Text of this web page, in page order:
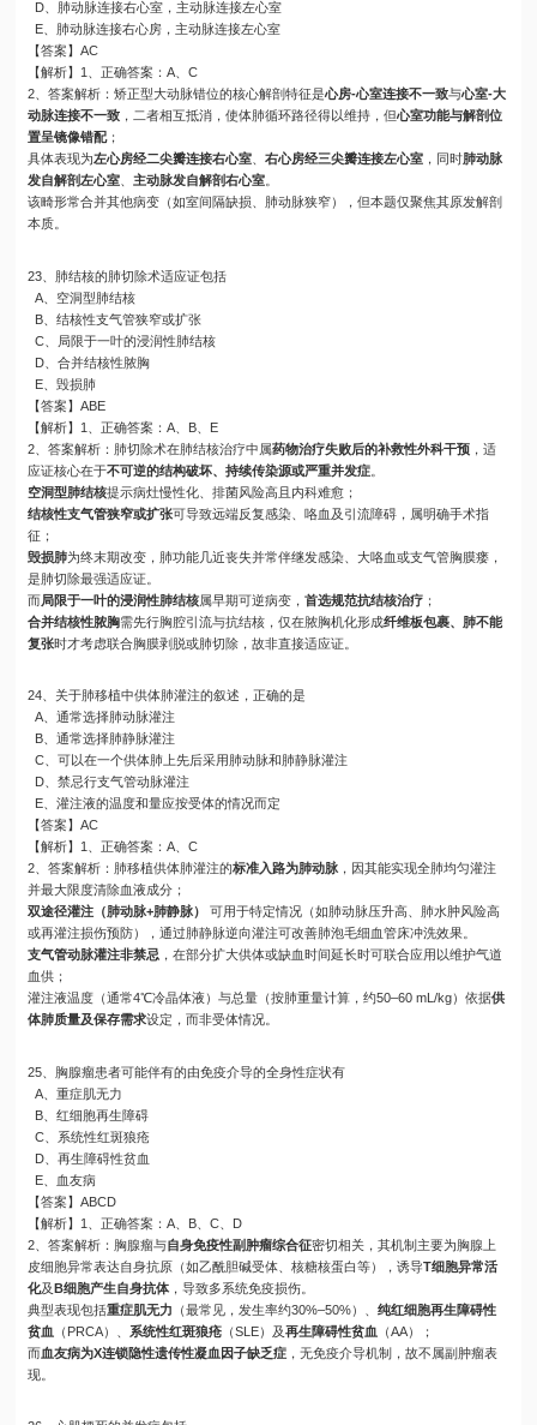
D、肺动脉连接右心室，主动脉连接左心室
E、肺动脉连接右心房，主动脉连接左心室
【答案】AC
【解析】1、正确答案：A、C
2、答案解析：矫正型大动脉错位的核心解剖特征是心房-心室连接不一致与心室-大
动脉连接不一致 ，二者相互抵消，使体肺循环路径得以维持，但心室功能与解剖位
置呈镜像错配；
具体表现为左心房经二尖瓣连接右心室 、右心房经三尖瓣连接左心室 ，同时肺动脉
发自解剖左心室 、主动脉发自解剖右心室
该畸形常合并其他病变（如室间隔缺损、肺动脉狭窄），但本题仅聚焦其原发解剖
本质。
23、肺结核的肺切除术适应证包括
A、空洞型肺结核
B、结核性支气管狭窄或扩张
C、局限于一叶的浸润性肺结核
D、合并结核性脓胸
E、毁损肺
【答案】ABE
【解析】1、正确答案：A、B、E
2、答案解析：肺切除术在肺结核治疗中属药物治疗失败后的补救性外科干预 ，适
应证核心在于不可逆的结构破坏、持续传染源或严重并发症
空洞型肺结核提示病灶慢性化、排菌风险高且内科难愈；
结核性支气管狭窄或扩张可导致远端反复感染、咯血及引流障碍，属明确手术指
征；
毁损肺为终末期改变，肺功能几近丧失并常伴继发感染、大咯血或支气管胸膜瘘，
是肺切除最强适应证。
而局限于一叶的浸润性肺结核属早期可逆病变，首选规范抗结核治疗 ；
合并结核性脓胸需先行胸腔引流与抗结核，仅在脓胸机化形成纤维板包裹、肺不能
复张时才考虑联合胸膜剥脱或肺切除，故非直接适应证。
24、关于肺移植中供体肺灌注的叙述，正确的是
A、通常选择肺动脉灌注
B、通常选择肺静脉灌注
C、可以在一个供体肺上先后采用肺动脉和肺静脉灌注
D、禁忌行支气管动脉灌注
E、灌注液的温度和量应按受体的情况而定
【答案】AC
【解析】1、正确答案：A、C
2、答案解析：肺移植供体肺灌注的标准入路为肺动脉 ，因其能实现全肺均匀灌注
并最大限度清除血液成分；
双途径灌注（肺动脉+肺静脉）
可用于特定情况（如肺动脉压升高、肺水肿风险高
或再灌注损伤预防），通过肺静脉逆向灌注可改善肺泡毛细血管床冲洗效果。
支气管动脉灌注非禁忌 ，在部分扩大供体或缺血时间延长时可联合应用以维护气道
血供；
灌注液温度（通常4℃冷晶体液）与总量（按肺重量计算，约50–60 mL/kg）依据供
体肺质量及保存需求设定，而非受体情况。
25、胸腺瘤患者可能伴有的由免疫介导的全身性症状有
A、重症肌无力
B、红细胞再生障碍
C、系统性红斑狼疮
D、再生障碍性贫血
E、血友病
【答案】ABCD
【解析】1、正确答案：A、B、C、D
2、答案解析：胸腺瘤与自身免疫性副肿瘤综合征密切相关，其机制主要为胸腺上
皮细胞异常表达自身抗原（如乙酰胆碱受体、核糖核蛋白等），诱导T细胞异常活
化及B细胞产生自身抗体 ，导致多系统免疫损伤。
典型表现包括重症肌无力 （最常见，发生率约30%–50%）、纯红细胞再生障碍性
贫血
（PRCA）、 系统性红斑狼疮 （SLE）及再生障碍性贫血
（AA）；
而血友病为X连锁隐性遗传性凝血因子缺乏症 ，无免疫介导机制，故不属副肿瘤表
现。